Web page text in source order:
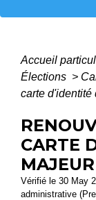
Accueil
Élections >
carte d'identité
CARTE
MAJEUR
Vérifié le 30 May
administrative